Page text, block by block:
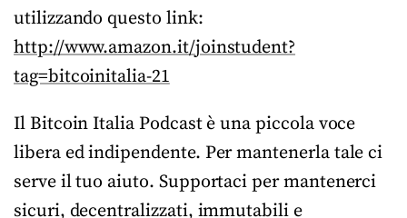
utilizzando questo link:
http://www.amazon.it/joinstudent?
tag=bitcoinitalia-21
Il Bitcoin Italia Podcast è una piccola voce
libera ed indipendente. Per mantenerla tale ci
serve il tuo aiuto. Supportaci per mantenerci
sicuri, decentralizzati, immutabili e